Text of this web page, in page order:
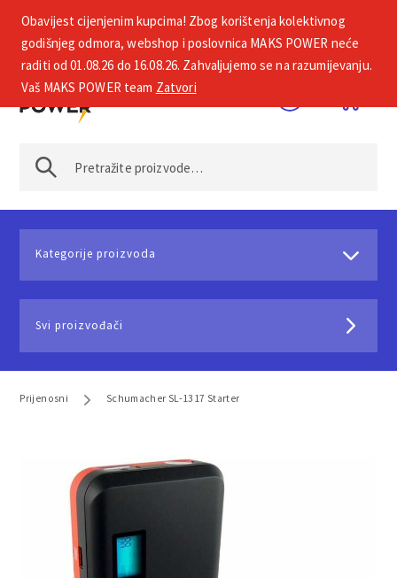
+385 1 2002 575
Kategorije proizvoda
Svi proizvođači
Prijenosni Schumacher SL-1317 Starter
Obavijest cijenjenim kupcima! Zbog korištenja kolektivnog
godišnjeg odmora, webshop i poslovnica MAKS POWER neće
raditi od 01.08.26 do 16.08.26. Zahvaljujemo se na razumijevanju.
Vaš MAKS POWER team Zatvori